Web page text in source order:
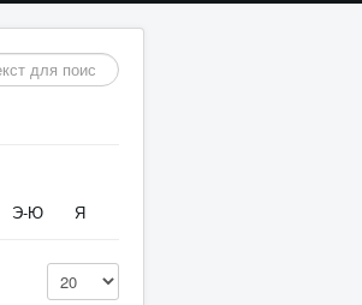
Э-Ю Я
Кол-во строк: